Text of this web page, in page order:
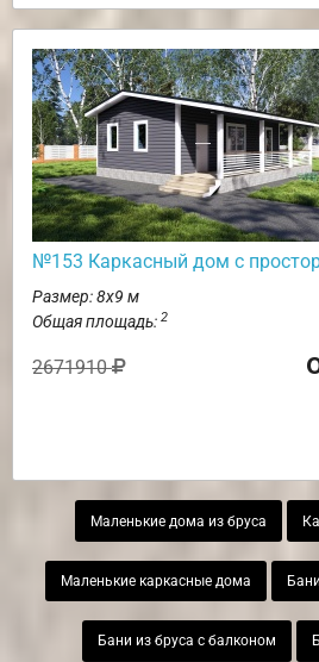
№153 Каркасный дом с
Размер: 8х9 м
Общая площадь: 2
2671910
Маленькие дома из бруса
Маленькие каркасные дома
Бани из бруса с балконом